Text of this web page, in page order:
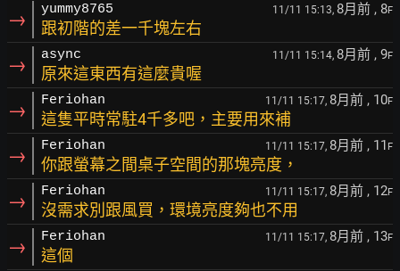
→ yummy8765 11/11 15:13, 8月前 , 8F
跟初階的差一千塊左右
→ async 11/11 15:14, 8月前 , 9F
原來這東西有這麼貴喔
→ Feriohan 11/11 15:17, 8月前 , 10F
這隻平時常駐4千多吧，主要用來補
→ Feriohan 11/11 15:17, 8月前 , 11 F
你跟螢幕之間桌子空間的那塊亮度，
→ Feriohan 11/11 15:17, 8月前 , 12F
沒需求別跟風買，環境亮度夠也不用
→ Feriohan 11/11 15:17, 8月前 , 13F
這個